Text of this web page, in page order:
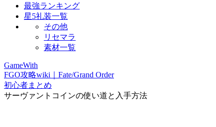
最強ランキング
星5礼装一覧
その他
リセマラ
素材一覧
GameWith
FGO攻略wiki｜Fate/Grand Order
初心者まとめ
サーヴァントコインの使い道と入手方法